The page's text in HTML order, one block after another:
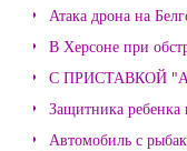
Атака дрона на
В Херсоне при
С ПРИСТАВКОЙ
Защитника
Автомобиль с